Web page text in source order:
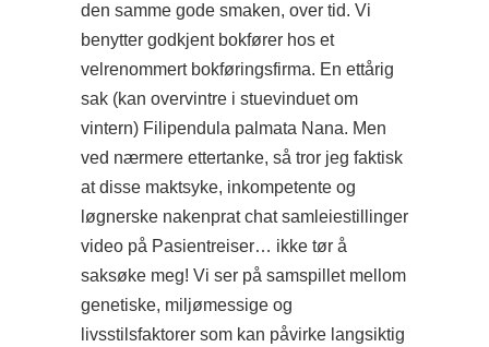
den samme gode smaken, over tid. Vi
benytter godkjent bokfører hos et
velrenommert bokføringsfirma. En ettårig
sak (kan overvintre i stuevinduet om
vintern) Filipendula palmata Nana. Men
ved nærmere ettertanke, så tror jeg faktisk
at disse maktsyke, inkompetente og
løgnerske nakenprat chat samleiestillinger
video på Pasientreiser… ikke tør å
saksøke meg! Vi ser på samspillet mellom
genetiske, miljømessige og
livsstilsfaktorer som kan påvirke langsiktig